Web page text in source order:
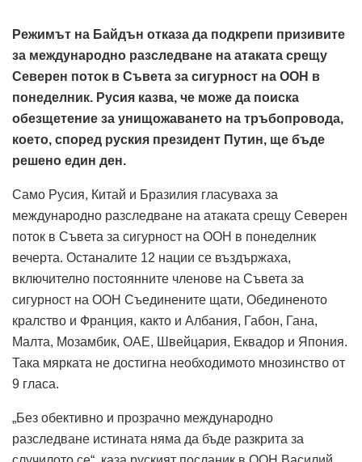
Режимът на Байдън отказа да подкрепи призивите
за международно разследване на атаката срещу
Северен поток в Съвета за сигурност на ООН в
понеделник. Русия казва, че може да поиска
обезщетение за унищожаването на тръбопровода,
което, според руския президент Путин, ще бъде
решено един ден.
Само Русия, Китай и Бразилия гласуваха за
международно разследване на атаката срещу Северен
поток в Съвета за сигурност на ООН в понеделник
вечерта. Останалите 12 нации се въздържаха,
включително постоянните членове на Съвета за
сигурност на ООН Съединените щати, Обединеното
кралство и Франция, както и Албания, Габон, Гана,
Малта, Мозамбик, ОАЕ, Швейцария, Еквадор и Япония.
Така мярката не достигна необходимото мнозинство от
9 гласа.
„Без обективно и прозрачно международно
разследване истината няма да бъде разкрита за